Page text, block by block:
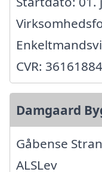
CVR: 36161884
Damgaard
Gåbense
ALSLev